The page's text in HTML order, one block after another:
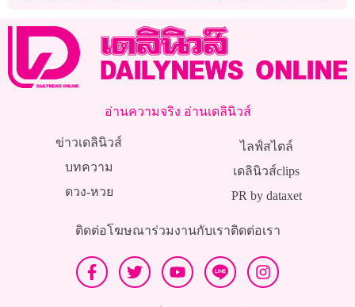
อ่านความจริง อ่านเดลินิวส์
ข่าวเดลินิวส์
บทความ
ดวง-หวย
ไลฟ์สไตล์
เดลินิวส์clips
PR by dataxet
ติดต่อโฆษณาร่วมงานกับเราติดต่อเรา